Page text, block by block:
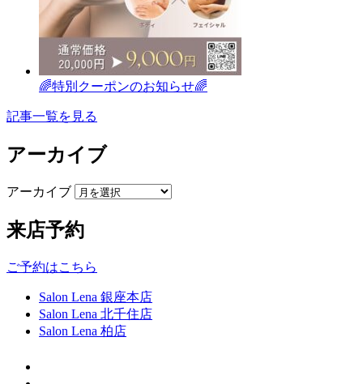
🌈特別クーポンのお知らせ🌈
記事一覧を見る
アーカイブ
アーカイブ
来店予約
ご予約はこちら
Salon Lena 銀座本店
Salon Lena 北千住店
Salon Lena 柏店